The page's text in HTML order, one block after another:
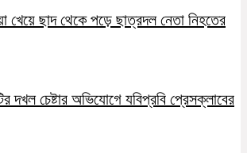
খেয়ে ছাদ থেকে পড়ে ছাত্রদল নেতা নিহতের
দখল চেষ্টার অভিযোগে যবিপ্রবি প্রেসক্লাবের